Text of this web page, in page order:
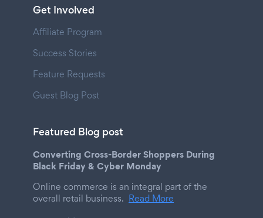
Get Involved
Affiliate Program
Success Stories
Feature Requests
Guest Blog Post
Featured Blog post
Converting Cross-Border Shoppers During
Black Friday & Cyber Monday
Online commerce is an integral part of the
overall retail business. Read More